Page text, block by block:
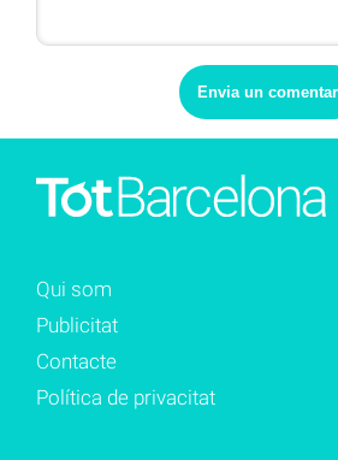
Qui som
Publicitat
Contacte
Política de privacitat